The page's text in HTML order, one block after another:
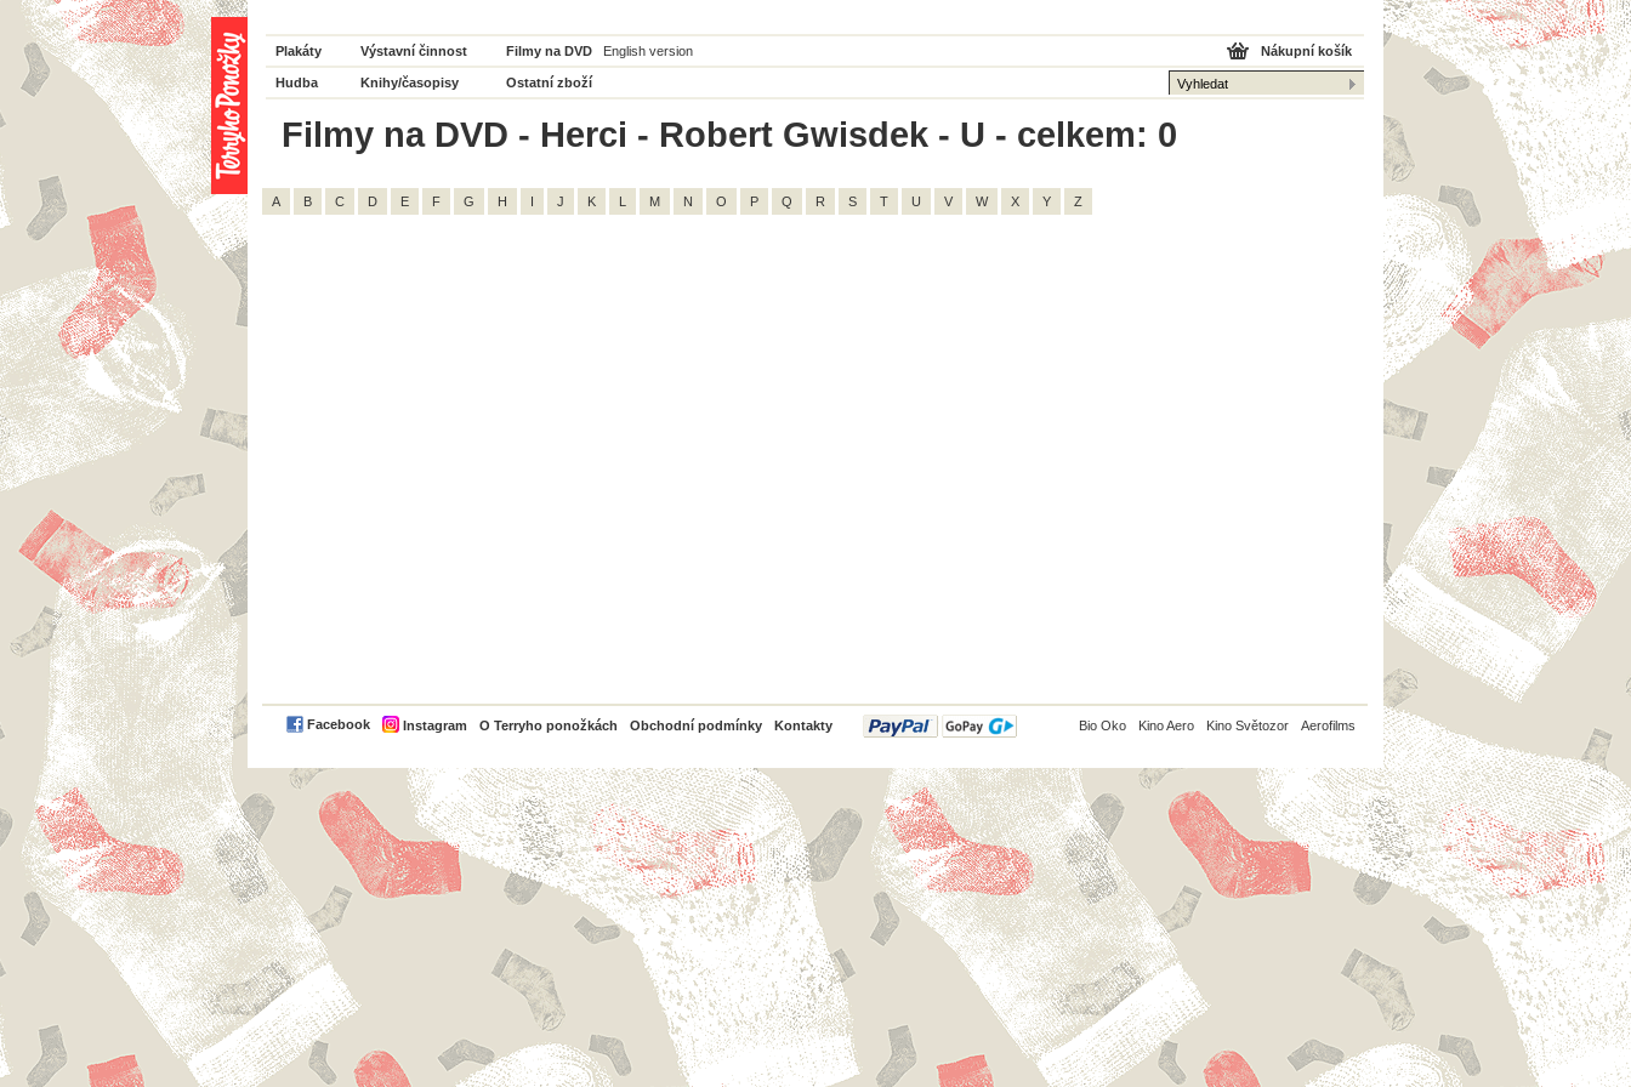
Plakáty Výstavní činnost Filmy na DVD English version
Hudba Knihy/časopisy Ostatní zboží
Nákupní košík
Filmy na DVD - Herci - Robert Gwisdek - U - celkem: 0
A B C D E F G H I J K L M N O P Q R S T U V W X Y Z
Facebook Instagram O Terryho ponožkách Obchodní podmínky Kontakty
PayPal Bio Oko Kino Aero Kino Světozor Aerofilms